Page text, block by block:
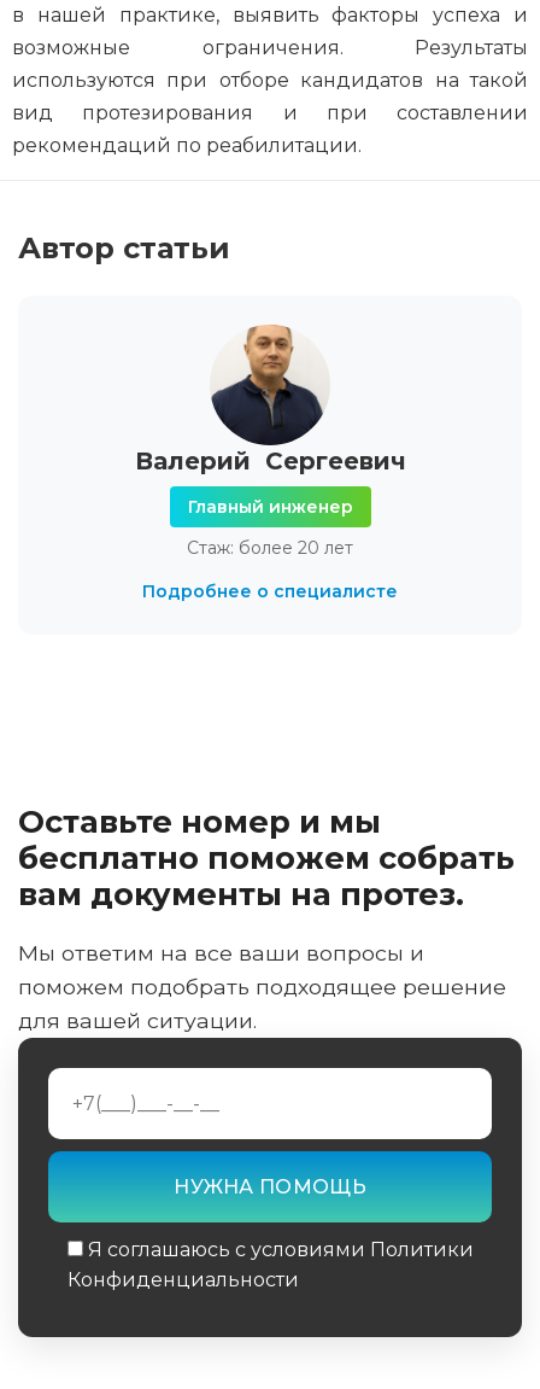
в нашей практике, выявить факторы успеха и
возможные ограничения. Результаты
используются при отборе кандидатов на такой
вид протезирования и при составлении
рекомендаций по реабилитации.
Автор статьи
Валерий Сергеевич
Главный инженер
Стаж: более 20 лет
Подробнее о специалисте
Оставьте номер и мы
бесплатно поможем собрать
вам документы на протез.
Мы ответим на все ваши вопросы и
поможем подобрать подходящее решение
для вашей ситуации.
Я соглашаюсь с условиями Политики
Конфиденциальности